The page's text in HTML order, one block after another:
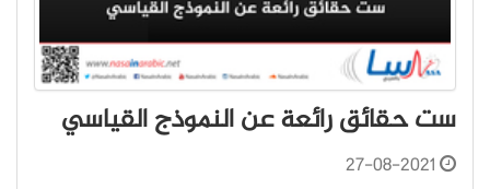
ست حقائق رائعة عن النموذج القياسي
27-08-2021